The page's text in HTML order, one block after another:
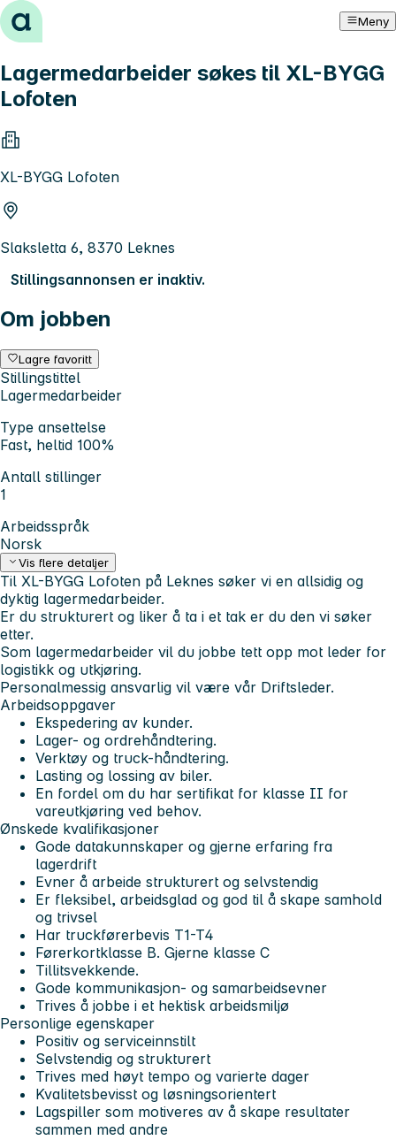
Hopp til innhold Meny
Lagermedarbeider søkes til XL-BYGG
Lofoten
XL-BYGG Lofoten
Slaksletta 6, 8370 Leknes
Stillingsannonsen er inaktiv.
Om jobben
Lagre favoritt
Stillingstittel
Lagermedarbeider
Type ansettelse
Fast, heltid 100%
Antall stillinger
1
Arbeidsspråk
Norsk
Vis flere detaljer
Til XL-BYGG Lofoten på Leknes søker vi en allsidig og
dyktig lagermedarbeider.
Er du strukturert og liker å ta i et tak er du den vi søker
etter.
Som lagermedarbeider vil du jobbe tett opp mot leder for
logistikk og utkjøring.
Personalmessig ansvarlig vil være vår Driftsleder.
Arbeidsoppgaver
Ekspedering av kunder.
Lager- og ordrehåndtering.
Verktøy og truck-håndtering.
Lasting og lossing av biler.
En fordel om du har sertifikat for klasse II for
vareutkjøring ved behov.
Ønskede kvalifikasjoner
Gode datakunnskaper og gjerne erfaring fra
lagerdrift
Evner å arbeide strukturert og selvstendig
Er fleksibel, arbeidsglad og god til å skape samhold
og trivsel
Har truckførerbevis T1-T4
Førerkortklasse B. Gjerne klasse C
Tillitsvekkende.
Gode kommunikasjon- og samarbeidsevner
Trives å jobbe i et hektisk arbeidsmiljø
Personlige egenskaper
Positiv og serviceinnstilt
Selvstendig og strukturert
Trives med høyt tempo og varierte dager
Kvalitetsbevisst og løsningsorientert
Lagspiller som motiveres av å skape resultater
sammen med andre